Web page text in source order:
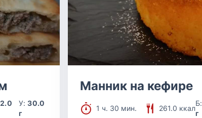
У:30.0
г
Манник на кефире
1 ч. 30 мин. 261.0 ккал
Б:
г